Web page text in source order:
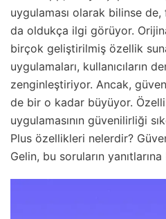
uygulaması olarak bilinse de,
da oldukça ilgi görüyor.
birçok geliştirilmiş özellik
uygulamaları, kullanıcıların
zenginleştiriyor. Ancak,
de bir o kadar büyüyor.
uygulamasının güvenilirliği
Plus özellikleri nelerdir?
Gelin, bu soruların